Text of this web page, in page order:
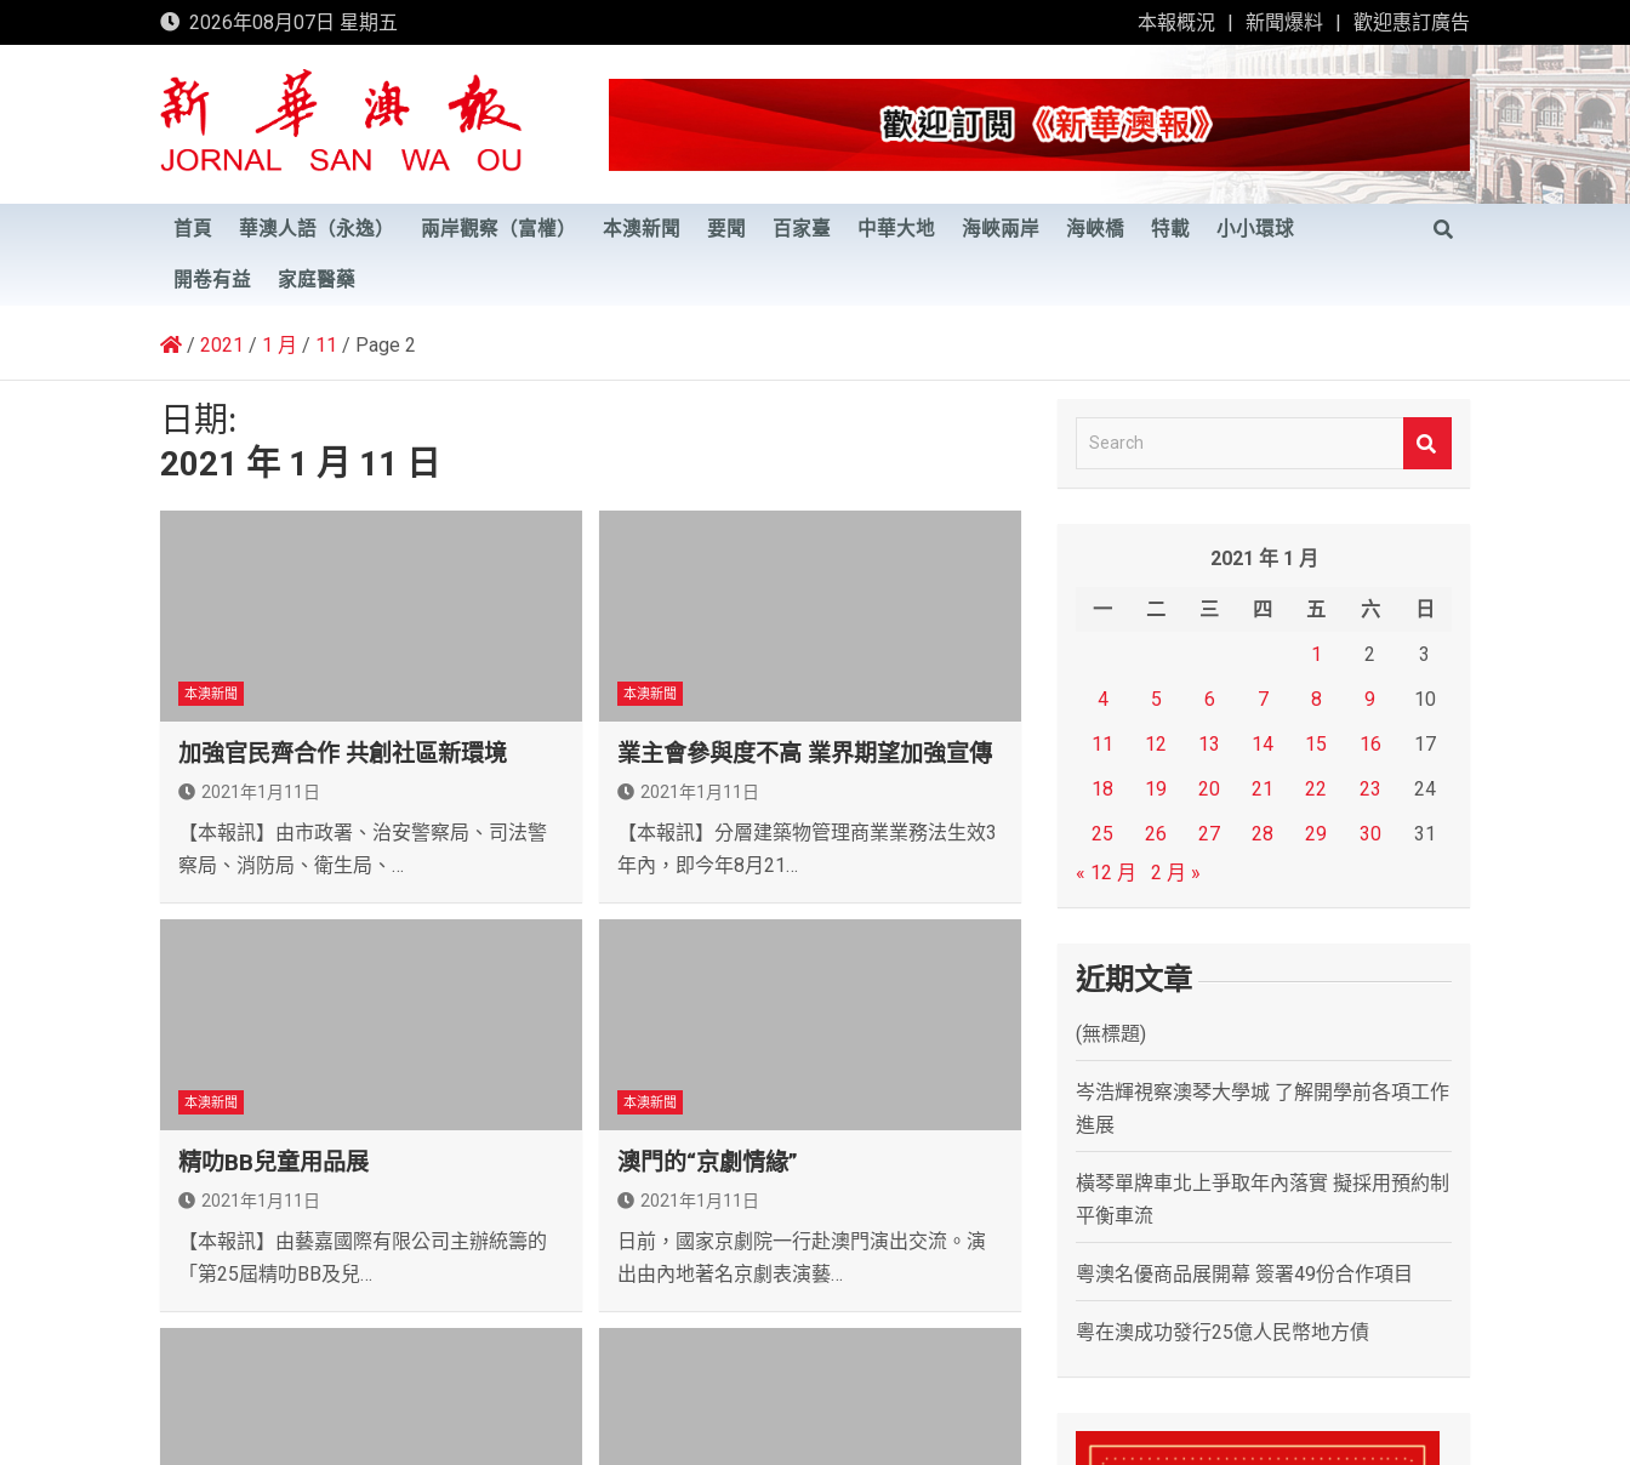
to
2026年08月07日 星期五 本報概況 新聞爆料 歡迎惠訂廣告
新華澳報
首頁 華澳人語（永逸） 兩岸觀察（富權） 本澳新聞 要聞 百家臺 中華大地 海峽兩岸 海峽橋 特載 小小環球
開卷有益 家庭醫藥
2021 1 月 11 Page 2
日期:
2021 年 1 月 11 日
本澳新聞
加強官民齊合作 共創社區新環境
2021年1月11日
【本報訊】由市政署、治安警察局、司法警
察局、消防局、衛生局、…
本澳新聞
業主會參與度不高 業界期望加強宣傳
2021年1月11日
【本報訊】分層建築物管理商業業務法生效3
年內，即今年8月21…
本澳新聞
精叻BB兒童用品展
2021年1月11日
【本報訊】由藝嘉國際有限公司主辦統籌的
「第25屆精叻BB及兒…
本澳新聞
澳門的“京劇情緣”
2021年1月11日
日前，國家京劇院一行赴澳門演出交流。演
出由內地著名京劇表演藝…
e
2021 年 1 月
一 二 三 四 五 六
日
1
2
3
4
5 6 7 8 9
10
11
12 13 14 15 16
17
18
19 20 21 22 23
24
25
26 27 28 29 30
31
« 12 月
2 月 »
近期文章
(無標題)
岑浩輝視察澳琴大學城 了解開學前各項工作
進展
橫琴單牌車北上爭取年內落實 擬採用預約制
平衡車流
粵澳名優商品展開幕 簽署49份合作項目
粵在澳成功發行25億人民幣地方債